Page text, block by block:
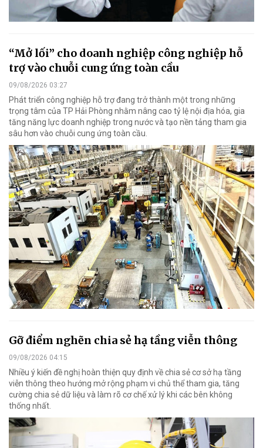
“Mở lối” cho doanh nghiệp công nghiệp hỗ
trợ vào chuỗi cung ứng toàn cầu
09/08/2026 03:27
Phát triển công nghiệp hỗ trợ đang trở thành một trong những
trọng tâm của TP Hải Phòng nhằm nâng cao tỷ lệ nội địa hóa, gia
tăng năng lực doanh nghiệp trong nước và tạo nền tảng tham gia
sâu hơn vào chuỗi cung ứng toàn cầu.
Gỡ điểm nghẽn chia sẻ hạ tầng viễn thông
09/08/2026 04:15
Nhiều ý kiến đề nghị hoàn thiện quy định về chia sẻ cơ sở hạ tầng
viễn thông theo hướng mở rộng phạm vi chủ thể tham gia, tăng
cường chia sẻ dữ liệu và làm rõ cơ chế xử lý khi các bên không
thống nhất.